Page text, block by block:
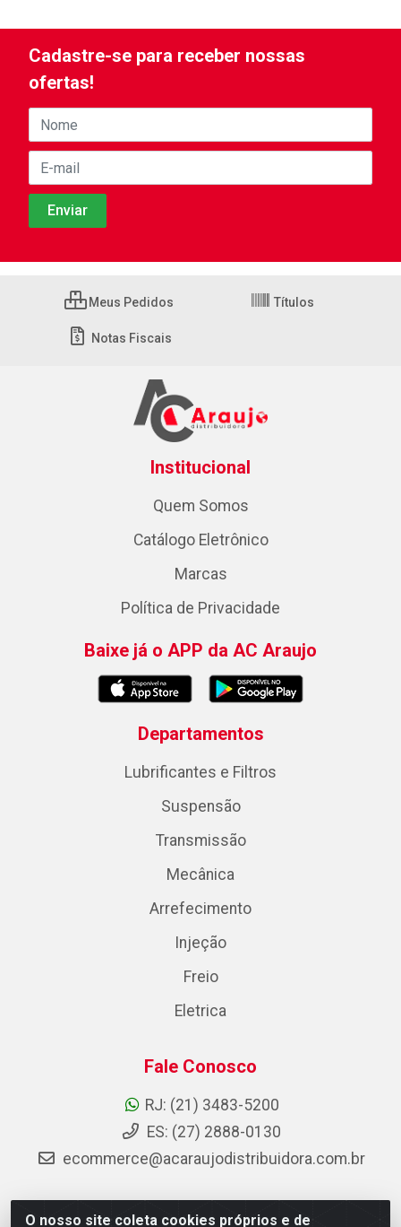
O nosso site coleta cookies próprios e de
Cadastre-se para receber nossas
ofertas!
Meus Pedidos Títulos
Notas Fiscais
Institucional
Quem Somos
Catálogo Eletrônico
Marcas
Política de Privacidade
Baixe já o APP da AC Araujo
Departamentos
Lubrificantes e Filtros
Suspensão
Transmissão
Mecânica
Arrefecimento
Injeção
Freio
Eletrica
Fale Conosco
RJ: (21) 3483-5200
ES: (27) 2888-0130
ecommerce@acaraujodistribuidora.com.br